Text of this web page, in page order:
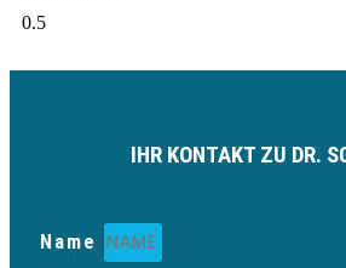
IHR KONTAKT ZU DR.
Name